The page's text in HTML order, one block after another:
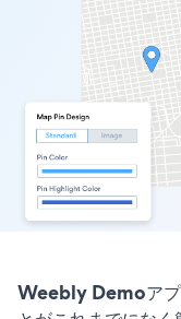
Weebly Demoア